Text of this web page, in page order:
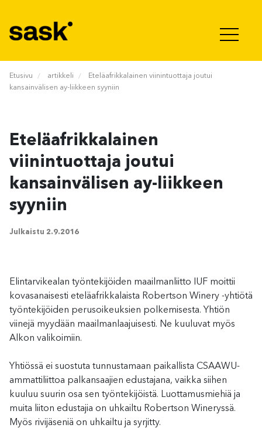
Etusivu artikkeli
Eteläafrikkalainen viinintuottaja joutui
kansainvälisen ay-liikkeen syyniin
Eteläafrikkalainen
viinintuottaja joutui
kansainvälisen ay-liikkeen
syyniin
Julkaistu 2.9.2016
Elintarvikealan työntekijöiden maailmanliitto IUF moittii
kovasanaisesti eteläafrikkalaista Robertson Winery -yhtiötä
työntekijöiden perusoikeuksien polkemisesta. Yhtiön
viinejä myydään maailmanlaajuisesti. Ne kuuluvat myös
Alkon valikoimiin.
Yhtiössä ei suostuta tunnustamaan paikallista CSAAWU-
ammattiliittoa palkansaajien edustajana, vaikka siihen
kuuluu suurin osa sen työntekijöistä. Luottamusmiehiä ja
muita liiton edustajia on uhkailtu Robertson Wineryssä.
Myös rivijäseniä on uhkailtu ja syrjitty.